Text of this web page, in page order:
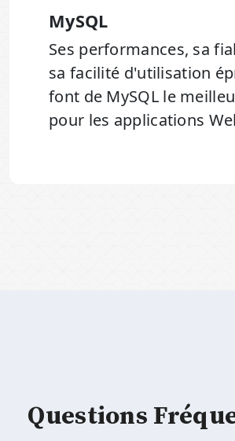
MySQL
Ses performances, sa
sa facilité d'utilisation
font de MySQL le
pour les applications
Questions